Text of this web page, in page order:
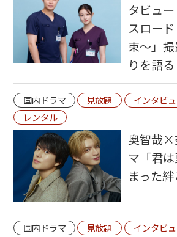
タビュ
スロー
束～」
りを語る
国内ドラマ 見放題
インタビ
レンタル
奥智哉×
マ「君
まった
国内ドラマ 見放題
インタビ